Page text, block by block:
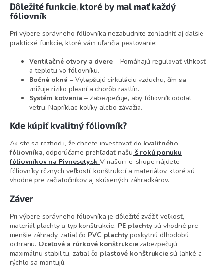
Dôležité funkcie, ktoré by mal mať každý
fóliovník
Pri výbere správneho fóliovníka nezabudnite zohľadniť aj ďalšie
praktické funkcie, ktoré vám uľahčia pestovanie:
Ventilačné otvory a dvere – Pomáhajú regulovať vlhkosť
a teplotu vo fóliovníku.
Bočné okná – Vylepšujú cirkuláciu vzduchu, čím sa
znižuje riziko plesní a chorôb rastlín.
Systém kotvenia – Zabezpečuje, aby fóliovník odolal
vetru. Napríklad kolíky alebo závažia.
Kde kúpiť kvalitný fóliovník?
Ak ste sa rozhodli, že chcete investovať do kvalitného
fóliovníka, odporúčame prehľadať našu širokú ponuku
fóliovníkov na Pivnesety.sk V našom e-shope nájdete
fóliovníky rôznych veľkostí, konštrukcií a materiálov, ktoré sú
vhodné pre začiatočníkov aj skúsených záhradkárov.
Záver
Pri výbere správneho fóliovníka je dôležité zvážiť veľkosť,
materiál plachty a typ konštrukcie. PE plachty sú vhodné pre
menšie záhrady, zatiaľ čo PVC plachty poskytnú dlhodobú
ochranu. Oceľové a rúrkové konštrukcie zabezpečujú
maximálnu stabilitu, zatiaľ čo plastové konštrukcie sú ľahké a
rýchlo sa montujú.